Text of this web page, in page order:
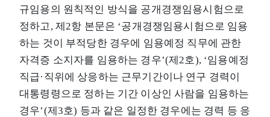
규임용의 원칙적인 방식을 공개경쟁임용시험으로
정하고, 제2항 본문은 ‘공개경쟁임용시험으로 임용
하는 것이 부적당한 경우에 임용예정 직무에 관한
자격증 소지자를 임용하는 경우’(제2호), ‘임용예정
직급·직위에 상응하는 근무기간이나 연구 경력이
대통령령으로 정하는 기간 이상인 사람을 임용하는
경우’(제3호) 등과 같은 일정한 경우에는 경력 등 응